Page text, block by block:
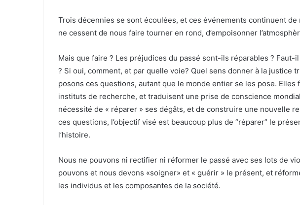
Trois décennies se sont écoulées, et ces événements continuent de
ne cessent de nous faire tourner en rond, d’empoisonner
Mais que faire ? Les préjudices du passé sont-ils réparables ?
? Si oui, comment, et par quelle voie? Quel sens donner à la justice
posons ces questions, autant que le monde entier se les pose. Elles
instituts de recherche, et traduisent une prise de conscience
nécessité de « réparer » ses dégâts, et de construire une nouvelle
ces questions, l’objectif visé est beaucoup plus de “réparer” le
l’histoire.
Nous ne pouvons ni rectifier ni réformer le passé avec ses lots de
pouvons et nous devons «soigner» et « guérir » le présent, et
les individus et les composantes de la société.